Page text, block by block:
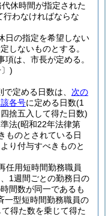
休時間が指定された
行わなければならな
日の指定を希望しない
しないものとする。
は、市長が定める。
)
で定める日数は、 次の
各号に定める日数(1
捨五入して得た日数)
法(昭和22年法律第
ものとされている日
り付与すべきものと
任用短時間勤務職員
1週間ごとの勤務日の
間数が同一であるも
型短時間勤務職員の
得た数を乗じて得た